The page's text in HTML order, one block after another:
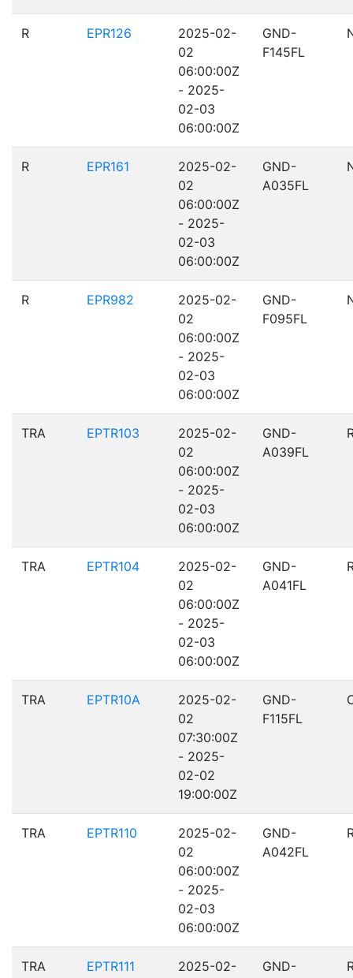
R EPR126
2025-02-
02
06:00:00Z
- 2025-
02-03
06:00:00Z
GND-
F145FL
R EPR161
2025-02-
02
06:00:00Z
- 2025-
02-03
06:00:00Z
GND-
A035FL
R EPR982
2025-02-
02
06:00:00Z
- 2025-
02-03
06:00:00Z
GND-
F095FL
TRA EPTR103
2025-02-
02
06:00:00Z
- 2025-
02-03
06:00:00Z
GND-
A039FL
TRA EPTR104
2025-02-
02
06:00:00Z
- 2025-
02-03
06:00:00Z
GND-
A041FL
TRA EPTR10A
2025-02-
02
07:30:00Z
- 2025-
02-02
19:00:00Z
GND-
F115FL
TRA EPTR110
2025-02-
02
06:00:00Z
- 2025-
02-03
06:00:00Z
GND-
A042FL
TRA EPTR111
2025-02-
GND-